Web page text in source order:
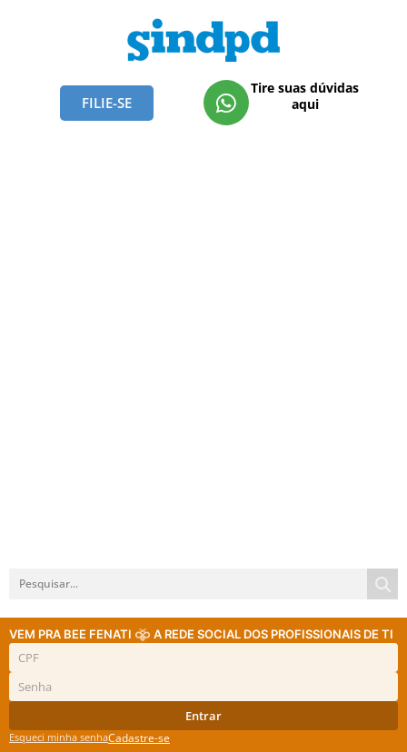
FILIE-SE
Tire suas dúvidas
aqui
VEM PRA BEE FENATI A REDE SOCIAL DOS PROFISSIONAIS DE TI
Entrar
Esqueci minha senhaCadastre-se